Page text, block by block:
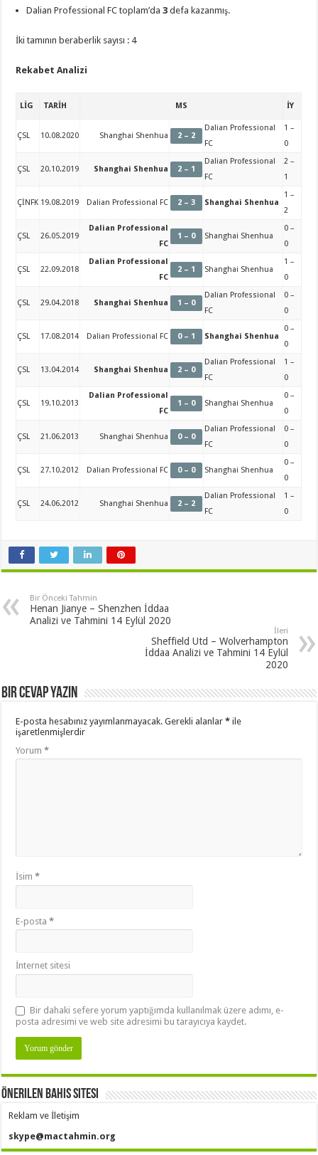
Dalian Professional FC toplam’da3 defa kazanmış.
İki tamının beraberlik sayısı : 4
Rekabet Analizi
LİG TARİH MS İY
ÇSL 10.08.2020 Shanghai Shenhua 2 – 2
Dalian Professional
FC
1 –
0
ÇSL 20.10.2019 Shanghai Shenhua 2 – 1
Dalian Professional
FC
2 –
1
ÇİNFK 19.08.2019 Dalian Professional FC 2 – 3 Shanghai Shenhua
1 –
2
ÇSL 26.05.2019
Dalian Professional
FC
1 – 0 Shanghai Shenhua
0 –
0
ÇSL 22.09.2018
Dalian Professional
FC
2 – 1 Shanghai Shenhua
1 –
0
ÇSL 29.04.2018 Shanghai Shenhua 1 – 0
Dalian Professional
FC
0 –
0
ÇSL 17.08.2014 Dalian Professional FC 0 – 1 Shanghai Shenhua
0 –
0
ÇSL 13.04.2014 Shanghai Shenhua 2 – 0
Dalian Professional
FC
1 –
0
ÇSL 19.10.2013
Dalian Professional
FC
1 – 0 Shanghai Shenhua
0 –
0
ÇSL 21.06.2013 Shanghai Shenhua 0 – 0
Dalian Professional
FC
0 –
0
ÇSL 27.10.2012 Dalian Professional FC 0 – 0 Shanghai Shenhua
0 –
0
ÇSL 24.06.2012 Shanghai Shenhua 2 – 2
Dalian Professional
FC
1 –
0
Bir Önceki Tahmin
Henan Jianye – Shenzhen İddaa
Analizi ve Tahmini 14 Eylül 2020
İleri
Sheffield Utd – Wolverhampton
İddaa Analizi ve Tahmini 14 Eylül
2020
Bir cevap yazın
E-posta hesabınız yayımlanmayacak. Gerekli alanlar* ile
işaretlenmişlerdir
Yorum*
İsim*
E-posta*
İnternet sitesi
Bir dahaki sefere yorum yaptığımda kullanılmak üzere adımı, e-
posta adresimi ve web site adresimi bu tarayıcıya kaydet.
Önerilen Bahis Sitesi
Reklam ve İletişim
skype@mactahmin.org